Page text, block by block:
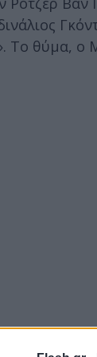
Το θύμα, ο
δεν